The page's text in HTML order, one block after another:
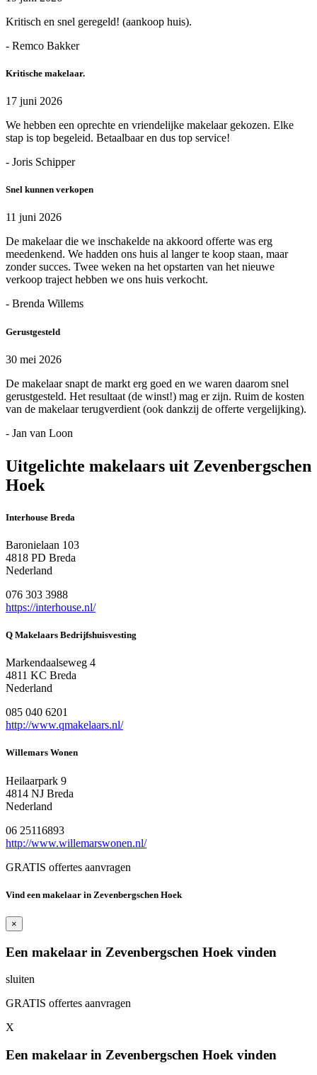
Kritisch en snel geregeld! (aankoop huis).
- Remco Bakker
Kritische makelaar.
17 juni 2026
We hebben een oprechte en vriendelijke makelaar gekozen. Elke
stap is top begeleid. Betaalbaar en dus top service!
- Joris Schipper
Snel kunnen verkopen
11 juni 2026
De makelaar die we inschakelde na akkoord offerte was erg
meedenkend. We hadden ons huis al langer te koop staan, maar
zonder succes. Twee weken na het opstarten van het nieuwe
verkoop traject hebben we ons huis verkocht.
- Brenda Willems
Gerustgesteld
30 mei 2026
De makelaar snapt de markt erg goed en we waren daarom snel
gerustgesteld. Het resultaat (de winst!) mag er zijn. Ruim de kosten
van de makelaar terugverdient (ook dankzij de offerte vergelijking).
- Jan van Loon
Uitgelichte makelaars uit Zevenbergschen
Hoek
Interhouse Breda
Baronielaan 103
4818 PD Breda
Nederland
076 303 3988
https://interhouse.nl/
Q Makelaars Bedrijfshuisvesting
Markendaalseweg 4
4811 KC Breda
Nederland
085 040 6201
http://www.qmakelaars.nl/
Willemars Wonen
Heilaarpark 9
4814 NJ Breda
Nederland
06 25116893
http://www.willemarswonen.nl/
GRATIS offertes aanvragen
Vind een makelaar in Zevenbergschen Hoek
×
Een makelaar in Zevenbergschen Hoek vinden
sluiten
GRATIS offertes aanvragen
X
Een makelaar in Zevenbergschen Hoek vinden